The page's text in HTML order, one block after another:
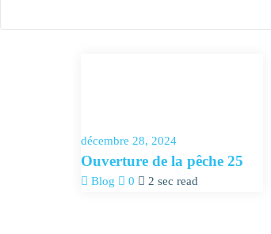
décembre 28, 2024
Ouverture de la pêche 25
Blog 0 2 sec read